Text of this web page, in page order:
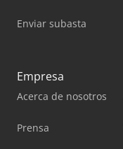
Enviar subasta
Empresa
Acerca de nosotros
Prensa